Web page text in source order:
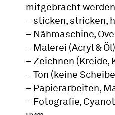
mitgebracht
– sticken, stricken,
– Nähmaschine,
– Malerei (Acryl & Öl)
– Zeichnen (Kreide,
– Ton (keine
– Papierarbeiten,
– Fotografie,